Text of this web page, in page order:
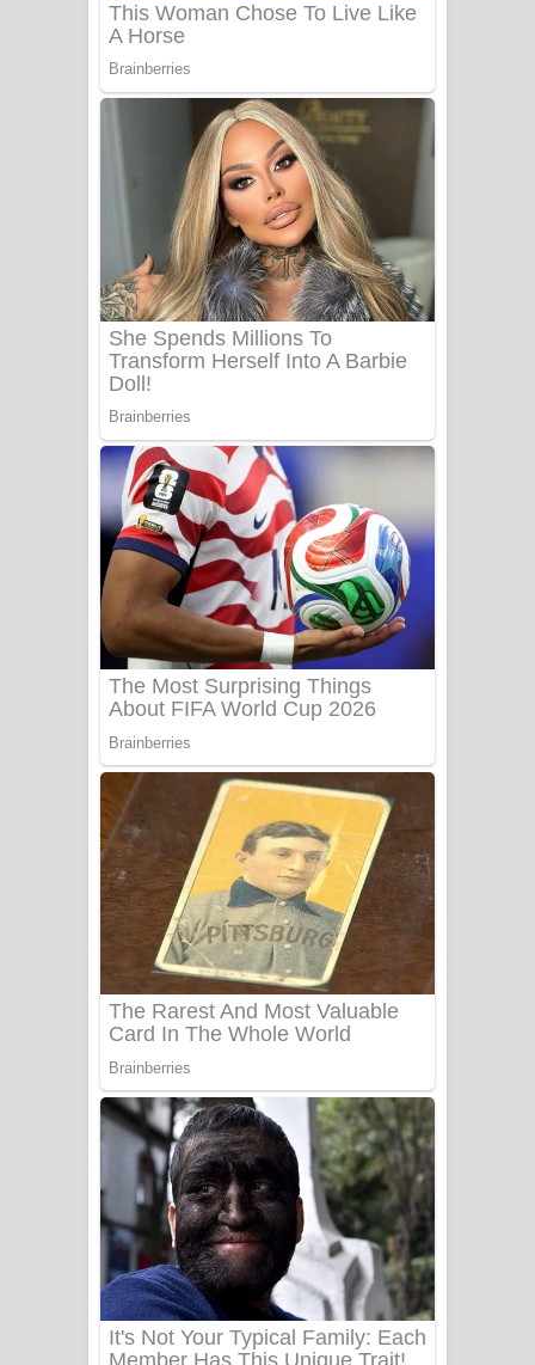
Liyamuda Dan Anagathe Song Lyrics
- ලියමුද දැන් අනාගතේ ගීතයේ පද පෙළ
Doni Song Lyrics - දෝණි ගීතයේ පද
පෙළ
Benthara Palame Song Lyrics -
බෙන්තර පාලමේ ගීතයේ පද පෙළ
Sanda Babalena Song Lyrics - සඳ
බැබලෙන ගීතයේ පද පෙළ
Adare Wadi Nisa Song Lyrics - ආදරේ
වැඩි නිසා ගීතයේ පද පෙළ
UNUHUMA Song Lyrics - උණුහුම
ගීතයේ පද පෙළ
Katakara Song Lyrics - කටකාර ගීතයේ
පද පෙළ
Tharu Yaye Dilena Song Lyrics - තරු
යායේ දිලෙනා ගීතයේ පද පෙළ
Ow Man Sosa Song Lyrics - ඔව් මං
සෝසා ගීතයේ පද පෙළ
Heavy Weight Song Lyrics
Aye Lanweela Song Lyrics - ආයේ
ලංවීලා ගීතයේ පද පෙළ
Ala purannata Song Lyrics - ආල
පුරන්නට ගීතයේ පද පෙළ
FEVER DREAM Lyrics - Alex Warren
BTS : Hooligan Lyrics
Apa Hamuwee Song Lyrics - අප හමුවී
ගීතයේ පද පෙළ